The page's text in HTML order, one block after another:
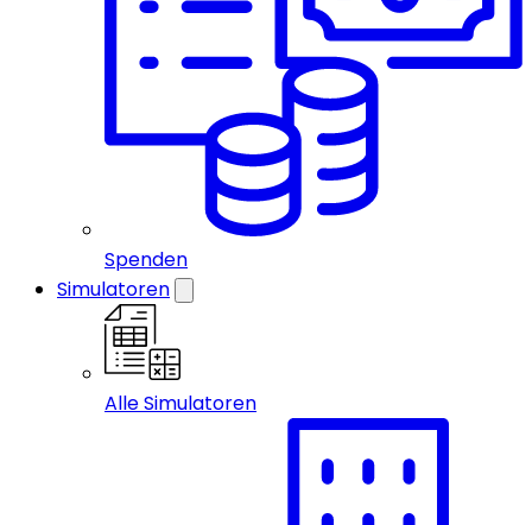
Spenden
Simulatoren
Alle Simulatoren